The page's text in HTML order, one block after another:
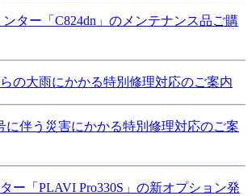
ター「C824dn」のメンテナンス品ご購
の大雨にかかる特別修理対応のご案内
に伴う災害にかかる特別修理対応のご案
ー「PLAVI Pro330S」の新オプション発